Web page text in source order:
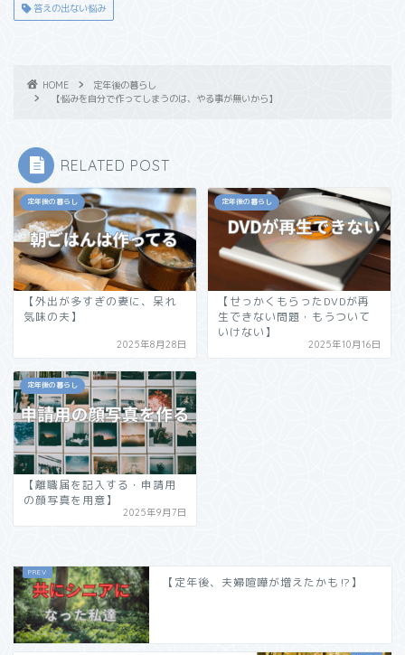
答えの出ない悩み
HOME
定年後の暮らし
【悩みを自分で作ってしまうのは、やる事が無いから】
RELATED POST
定年後の暮らし
【外出が多すぎの妻に、呆れ
気味の夫】
2025年8月28日
定年後の暮らし
【せっかくもらったDVDが再
生できない問題・もうついて
いけない】
2025年10月16日
定年後の暮らし
【離職届を記入する・申請用
の顔写真を用意】
2025年9月7日
【定年後、夫婦喧嘩が増えたかも⁉︎】